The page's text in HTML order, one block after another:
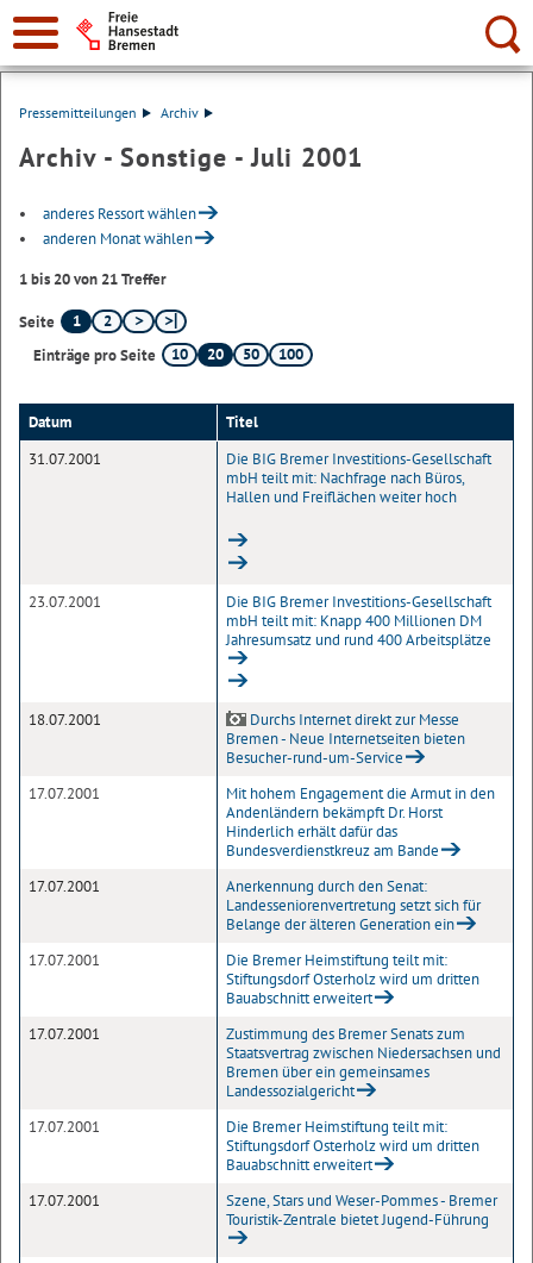
Suche:
Pressemitteilungen Archiv
Archiv - Sonstige - Juli 2001
anderes Ressort wählen
anderen Monat wählen
1 bis 20 von 21 Treffer
Seite 1
2
Einträge pro Seite
10 20 50 100
Datum
Titel
31.07.2001
Die BIG Bremer Investitions-Gesellschaft
mbH teilt mit: Nachfrage nach Büros,
Hallen und Freiflächen weiter hoch
23.07.2001
Die BIG Bremer Investitions-Gesellschaft
mbH teilt mit: Knapp 400 Millionen DM
Jahresumsatz und rund 400 Arbeitsplätze
18.07.2001
Durchs Internet direkt zur Messe
Bremen - Neue Internetseiten bieten
Besucher-rund-um-Service
17.07.2001
Mit hohem Engagement die Armut in den
Andenländern bekämpft Dr. Horst
Hinderlich erhält dafür das
Bundesverdienstkreuz am Bande
17.07.2001
Anerkennung durch den Senat:
Landesseniorenvertretung setzt sich für
Belange der älteren Generation ein
17.07.2001
Die Bremer Heimstiftung teilt mit:
Stiftungsdorf Osterholz wird um dritten
Bauabschnitt erweitert
17.07.2001
Zustimmung des Bremer Senats zum
Staatsvertrag zwischen Niedersachsen und
Bremen über ein gemeinsames
Landessozialgericht
17.07.2001
Die Bremer Heimstiftung teilt mit:
Stiftungsdorf Osterholz wird um dritten
Bauabschnitt erweitert
17.07.2001
Szene, Stars und Weser-Pommes - Bremer
Touristik-Zentrale bietet Jugend-Führung